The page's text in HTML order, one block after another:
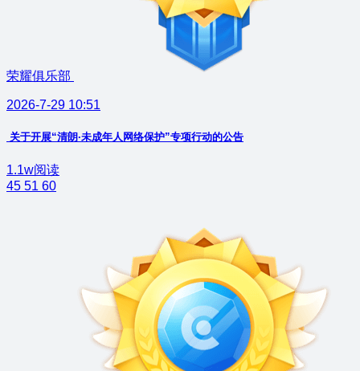
荣耀俱乐部
2026-7-29 10:51
关于开展“清朗·未成年人网络保护”专项行动的公告
1.1w阅读
45 51 60